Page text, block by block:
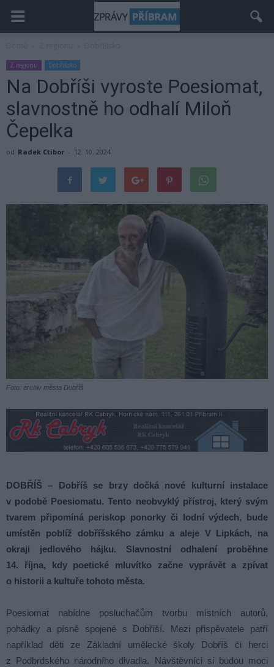
Z regionu Dobříšsko
Na Dobříši vyroste Poesiomat,
slavnostně ho odhalí Miloň
Čepelka
od Radek Ctibor - 12. 10. 2024
Foto: archiv města Dobříš
DOBŘÍŠ – Dobříš se brzy dočká nové kulturní instalace
v podobě Poesiomatu. Tento neobvyklý přístroj, který svým
tvarem připomíná periskop ponorky či lodní výdech, bude
umístěn poblíž dobříšského zámku a aleje V Lipkách, na
okraji jedlového hájku. Slavnostní odhalení proběhne
14. října, kdy poetické mluvítko začne vyprávět a zpívat
o historii a kultuře tohoto města.
Poesiomat nabídne posluchačům tvorbu místních autorů,
pohádky a písně spojené s Dobříší. Mezi přispěvatele patří
například děti ze Základní umělecké školy Dobříš či herci
z Podbrdského národního divadla. Návštěvníci si budou moci